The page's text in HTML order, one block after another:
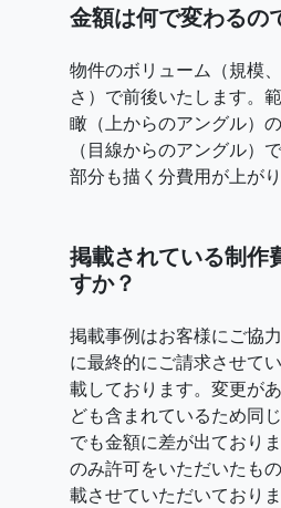
金額は何で変わるの
物件のボリューム（規模
さ）で前後いたします。
瞰（上からのアングル）
（目線からのアングル）
部分も描く分費用が上がり
掲載されている制作
すか？
掲載事例はお客様にご協
に最終的にご請求させて
載しております。変更が
ども含まれているため同
でも金額に差が出ており
のみ許可をいただいたも
載させていただいておりま